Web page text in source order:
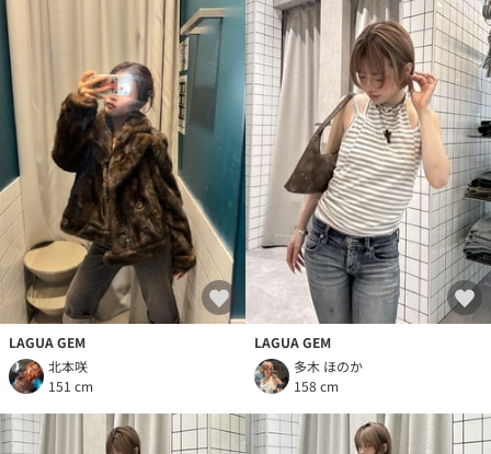
LAGUA GEM
北本咲
151 cm
LAGUA GEM
多木 ほのか
158 cm